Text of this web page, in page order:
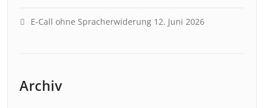
E-Call ohne Spracherwiderung 12. Juni 2026
Archiv